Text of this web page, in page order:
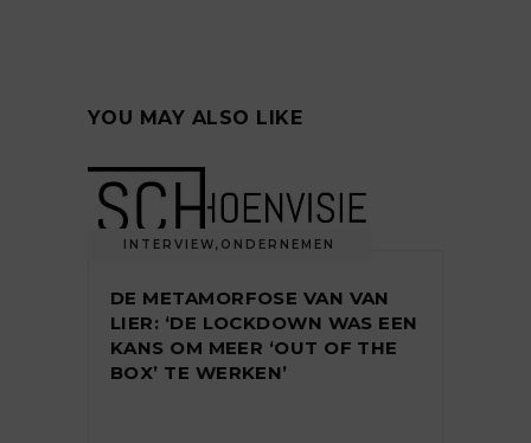
YOU MAY ALSO LIKE
INTERVIEW, ONDERNEMEN
DE METAMORFOSE VAN VAN
LIER: ‘DE LOCKDOWN WAS EEN
KANS OM MEER ‘OUT OF THE
BOX’ TE WERKEN’